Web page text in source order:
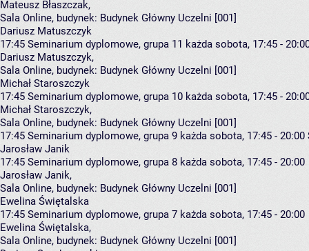
Mateusz Błaszczak,
Sala Online, budynek: Budynek Główny Uczelni [001]
Dariusz Matuszczyk
17:45 Seminarium dyplomowe, grupa 11 każda sobota, 17:45 -
Dariusz Matuszczyk,
Sala Online, budynek: Budynek Główny Uczelni [001]
Michał Staroszczyk
17:45 Seminarium dyplomowe, grupa 10 każda sobota, 17:45 -
Michał Staroszczyk,
Sala Online, budynek: Budynek Główny Uczelni [001]
17:45 Seminarium dyplomowe, grupa 9 każda sobota, 17:45 - 20:00
Jarosław Janik
17:45 Seminarium dyplomowe, grupa 8 każda sobota, 17:45 - 20:00
Jarosław Janik,
Sala Online, budynek: Budynek Główny Uczelni [001]
Ewelina Świętalska
17:45 Seminarium dyplomowe, grupa 7 każda sobota, 17:45 - 20:00
Ewelina Świętalska,
Sala Online, budynek: Budynek Główny Uczelni [001]